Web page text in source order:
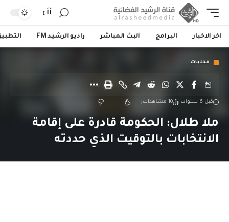
أأ
اخر الاخبار البرامج البث المباشر راديو الرشيد FM
محليات
قبل 6 سنوات 10 مشاهدات
ملا طلال: الحكومة قادرة على إقامة
الانتخابات بالتوقيت الذي حددته